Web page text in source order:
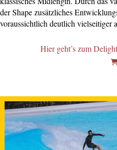
der Shape zusätzliches
voraussichtlich deutlich vielseitiger
Hier geht’s zum